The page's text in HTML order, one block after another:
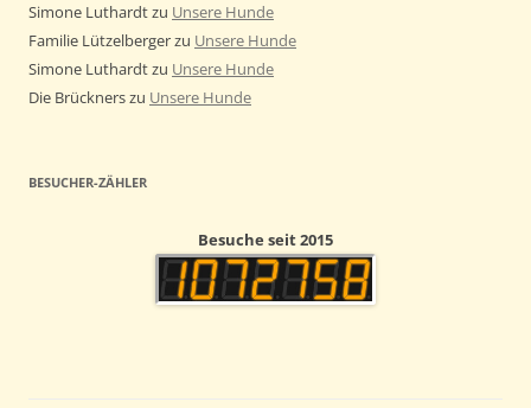
Simone Luthardtzu Unsere Hunde
Familie Lützelbergerzu Unsere Hunde
Simone Luthardtzu Unsere Hunde
Die Brücknerszu Unsere Hunde
BESUCHER-ZÄHLER
Besuche seit 2015